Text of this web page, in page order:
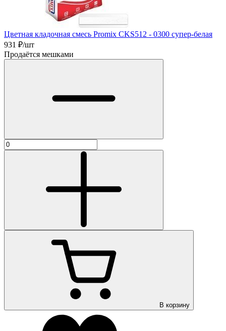
Цветная кладочная смесь Promix CKS512 - 0300 супер-белая
931 ₽/шт
Продаётся мешками
В корзину